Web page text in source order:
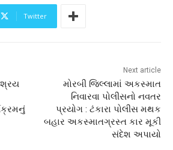
Twitter
Next article
મોરબી જિલ્લામાં અકસ્માત
નિવારવા પોલીસનો નવતર
પ્રયોગ : ટંકારા પોલીસ મથક
બહાર અકસ્માતગ્રસ્ત કાર મૂકી
સંદેશ અપાયો